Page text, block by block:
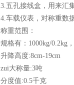
3.五孔接线盒，用来汇
4.车载仪表，对称重数
称重范围：
规格有：1000kg/0.2kg
升降高度:8cm-19cm
zui大称量:3吨
分度值:0.5千克